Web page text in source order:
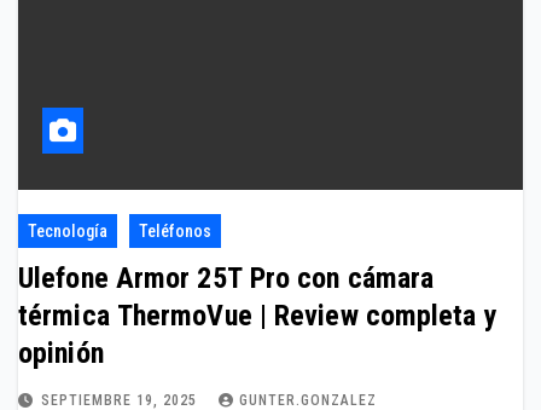
Tecnología Teléfonos
Ulefone Armor 25T Pro con cámara
térmica ThermoVue | Review completa y
opinión
SEPTIEMBRE 19, 2025 GUNTER.GONZALEZ